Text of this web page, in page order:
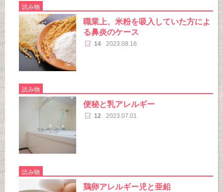
読み物
職業上、米粉を吸入していた方によ
る鼻炎のケース
14 2023.08.16
読み物
便秘と乳アレルギー
12 2023.07.01
読み物
鶏卵アレルギー児と亜鉛